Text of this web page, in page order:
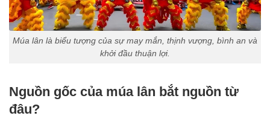
Múa lân là biểu tượng của sự may mắn, thịnh vượng, bình an và
khởi đầu thuận lợi.
Nguồn gốc của múa lân bắt nguồn từ
đâu?